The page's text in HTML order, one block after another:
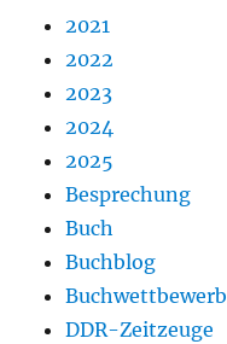
2021
2022
2023
2024
2025
Besprechung
Buch
Buchblog
Buchwettbewerb
DDR-Zeitzeuge